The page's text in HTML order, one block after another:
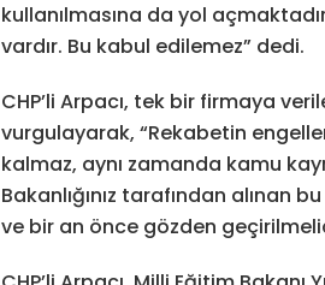
kullanılmasına da yol
vardır. Bu kabul edilemez” dedi.
CHP’li Arpacı, tek bir firmaya
vurgulayarak, “Rekabetin
kalmaz, aynı zamanda kamu
Bakanlığınız tarafından alınan
ve bir an önce gözden